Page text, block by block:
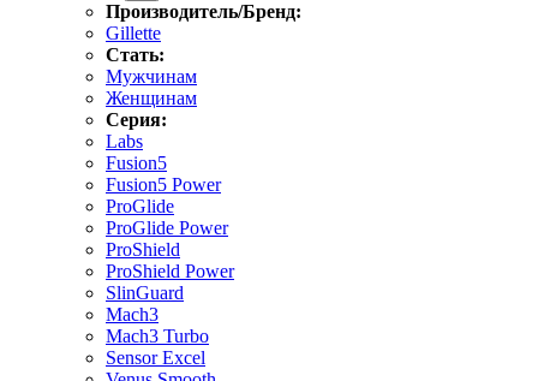
Производитель/Бренд:
Gillette
Стать:
Мужчинам
Женщинам
Серия:
Labs
Fusion5
Fusion5 Power
ProGlide
ProGlide Power
ProShield
ProShield Power
SlinGuard
Mach3
Mach3 Turbo
Sensor Excel